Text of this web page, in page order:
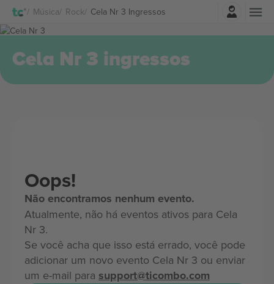
Música Rock Cela Nr 3 IngressosEntrar
Cela Nr 3 ingressos
Oops!
Não encontramos nenhum evento.
Atualmente, não há eventos ativos para Cela
Nr 3.
Se você acha que isso está errado, você pode
adicionar um novo evento Cela Nr 3 ou enviar
um e-mail para support@ticombo.com